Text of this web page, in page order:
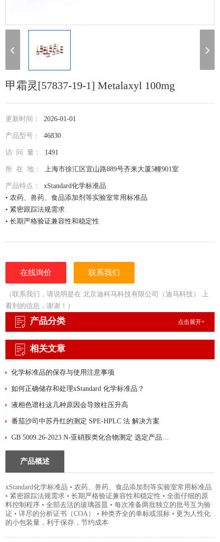
甲霜灵[57837-19-1] Metalaxyl 100mg
更新时间：2026-01-01
产品型号：46830
访 问 量： 1491
所 在 地：上海市徐汇区宜山路889号齐来大厦5幢901室
产品特点：xStandard化学标准品
• 农药、兽药、食品添加剂等实验室常用标准品
• 紧密跟踪法规需求
• 长期严格验证兼容性和稳定性
• 详尽的分析证书（COA）
• 更为人性化的小包装量，利于保存，节约成本
在线询价 联系我们
（联系我们，请说明是在 北京迪科马科技有限公司（迪马科技） 上
看到的信息，谢谢！）
产品分类 点击展开+
相关文章
化学标准品的保存与使用注意事项
如何正确储存和处理xStandard 化学标准品？
液相色谱柱这几种原因会导致柱压升高
番茄沙司中苏丹红的测定 SPE-HPLC 法 解决方案
GB 5009.26-2023 N-亚硝胺类化合物测定 选定产品：迪马科技 PLS-A净化填料
产品概述
xStandard化学标准品 • 农药、兽药、食品添加剂等实验室常用标准品
• 紧密跟踪法规需求 • 长期严格验证兼容性和稳定性 • 全面仔细的原
料控制程序 • 全部去活的玻璃器皿 • 每次准备两批独立的批号互为验
证 • 详尽的分析证书（COA） • 种类齐全的单标或混标 • 更为人性化
的小包装量，利于保存，节约成本